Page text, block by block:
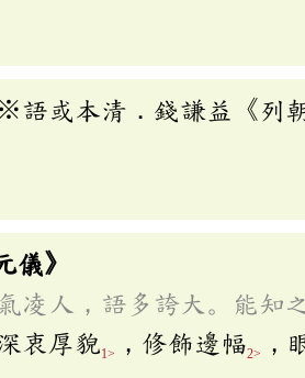
或本清．錢謙益《列
》
人，語多誇大。能知
衷厚貌1> ，修飾邊幅2>
，